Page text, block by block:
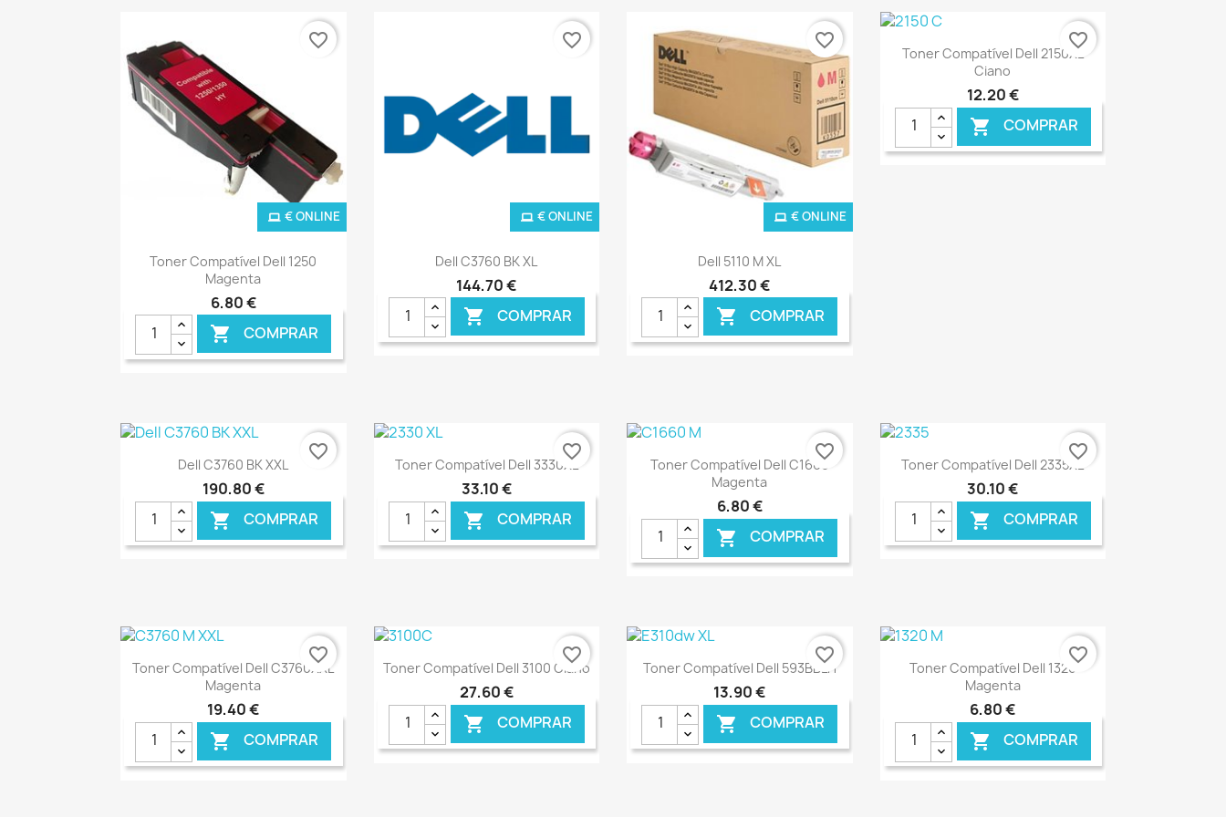
Ver+
Toner Compatível Dell 1250
Magenta
6,80 €
 COMPRAR
€ ONLINE
favorite_border
Ver+
Dell C3760 BK XL
144,70 €
 COMPRAR
€ ONLINE
favorite_border
Ver+
Dell 5110 M XL
412,30 €
 COMPRAR
€ ONLINE
favorite_border Ver+
Toner Compatível Dell 2150XL
Ciano
12,20 €
 COMPRAR
favorite_border
Ver+
Dell C3760 BK XXL
190,80 €
 COMPRAR
favorite_border Ver+
Toner Compatível Dell 3330XL
33,10 €
 COMPRAR
favorite_border Ver+
Toner Compatível Dell C1660
Magenta
6,80 €
 COMPRAR
favorite_border Ver+
Toner Compatível Dell 2335XL
30,10 €
 COMPRAR
favorite_border
Ver+
Toner Compatível Dell C3760XXL
Magenta
19,40 €
 COMPRAR
favorite_border Ver+
Toner Compatível Dell 3100 Ciano
27,60 €
 COMPRAR
favorite_border Ver+
Toner Compatível Dell 593BBLH
13,90 €
 COMPRAR
favorite_border Ver+
Toner Compatível Dell 1320
Magenta
6,80 €
 COMPRAR
favorite_border